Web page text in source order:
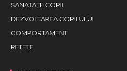
SANATATE COPII
DEZVOLTAREA COPILULUI
COMPORTAMENT
RETETE